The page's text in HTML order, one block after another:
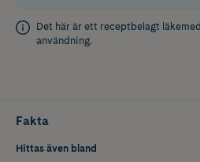
Det här är ett receptbelagt
användning.
Fakta
Hittas även bland